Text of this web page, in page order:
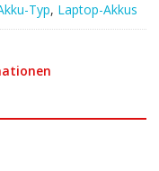
Typ, Laptop-Akkus